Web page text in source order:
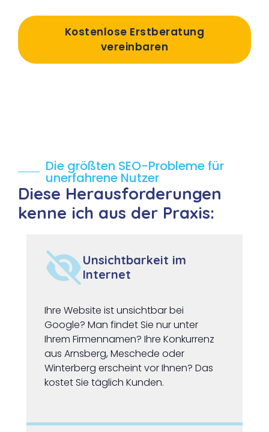
Kostenlose Erstberatung
vereinbaren
Die größten SEO-Probleme für
unerfahrene Nutzer
Diese Herausforderungen
kenne ich aus der Praxis:
Unsichtbarkeit im
Internet
Ihre Website ist unsichtbar bei
Google? Man findet Sie nur unter
Ihrem Firmennamen? Ihre Konkurrenz
aus Arnsberg, Meschede oder
Winterberg erscheint vor Ihnen? Das
kostet Sie täglich Kunden.